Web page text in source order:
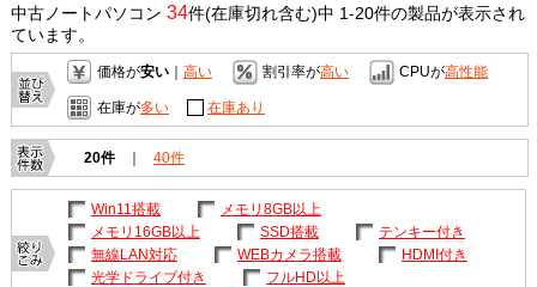
中古ノートパソコン 34件(在庫切れ含む)中 1-20件の製品が表示され
ています。
価格が安い｜ 高い 割引率が高い CPUが高性能
在庫が多い 在庫あり
20件 ｜ 40件
Win11搭載
メモリ8GB以上
メモリ16GB以上
SSD搭載
テンキー付き
無線LAN対応
WEBカメラ搭載
HDMI付き
光学ドライブ付き
フルHD以上